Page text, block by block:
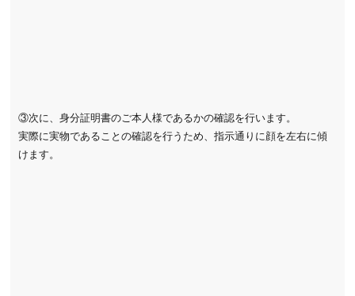
③次に、身分証明書のご本人様であるかの確認を行います。
実際に実物であることの確認を行うため、指示通りに顔を左右に傾
けます。